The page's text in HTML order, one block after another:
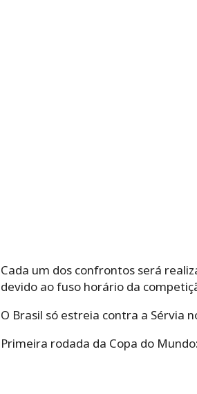
Cada um dos confrontos será
devido ao fuso horário da
O Brasil só estreia contra a Sérvia
Primeira rodada da Copa do Mundo: